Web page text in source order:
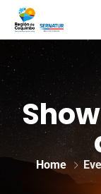
Home